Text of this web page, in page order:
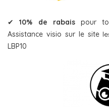
✔10% de rabaispour
Assistance visio sur le site
LBP10